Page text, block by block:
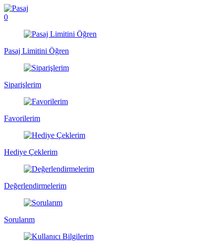
0
Pasaj Limitini Öğren
Siparişlerim
Favorilerim
Hediye Çeklerim
Değerlendirmelerim
Sorularım